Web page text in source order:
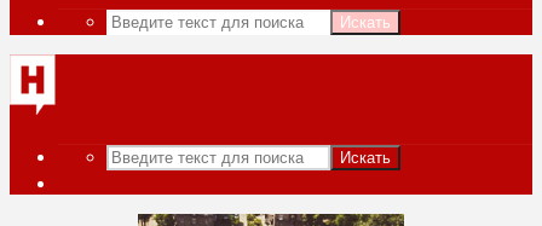
Искать
Искать